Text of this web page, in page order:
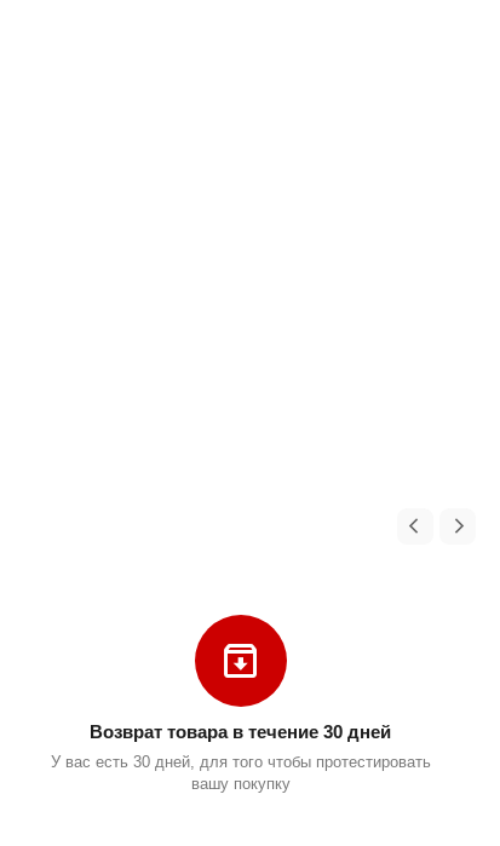
Возврат товара в течение 30 дней
У вас есть 30 дней, для того чтобы протестировать
вашу покупку